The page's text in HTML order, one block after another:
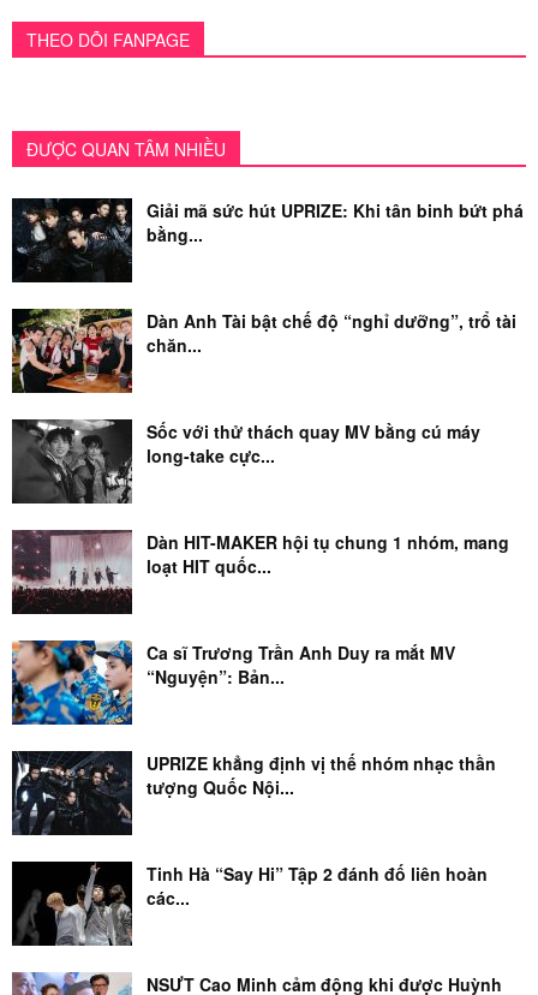
THEO DÕI FANPAGE
ĐƯỢC QUAN TÂM NHIỀU
Giải mã sức hút UPRIZE: Khi tân binh bứt phá
bằng...
Dàn Anh Tài bật chế độ “nghỉ dưỡng”, trổ tài
chăn...
Sốc với thử thách quay MV bằng cú máy
long-take cực...
Dàn HIT-MAKER hội tụ chung 1 nhóm, mang
loạt HIT quốc...
Ca sĩ Trương Trần Anh Duy ra mắt MV
“Nguyện”: Bản...
UPRIZE khẳng định vị thế nhóm nhạc thần
tượng Quốc Nội...
Tinh Hà “Say Hi” Tập 2 đánh đố liên hoàn
các...
NSƯT Cao Minh cảm động khi được Huỳnh